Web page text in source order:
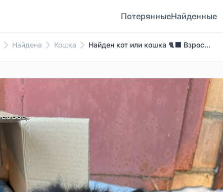
ПотерянныеНайденные
Найдена Кошка Найден кот или кошка 🐈‍⬛ Взрос...